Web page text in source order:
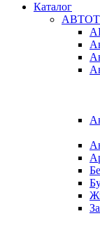
Каталог